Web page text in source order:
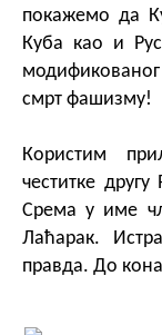
покажемо да
Куба као и
смрт фашизму!
Користим
честитке
Срема у име
Лаћарак.
правда. До